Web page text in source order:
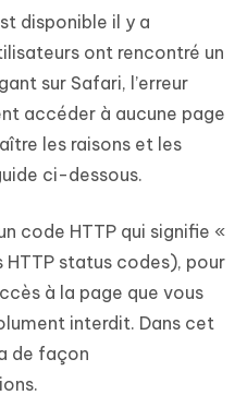
disponible il y a
ont rencontré un
sur Safari, l’erreur
accéder à aucune page
les raisons et les
ci-dessous.
code HTTP qui signifie «
HTTP status codes), pour
à la page que vous
interdit. Dans cet
de façon